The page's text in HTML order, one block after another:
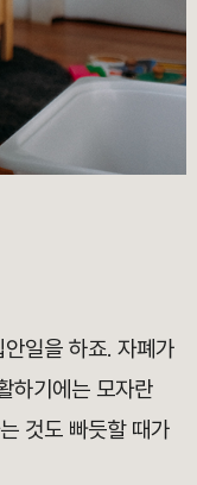
일을 하죠. 자폐가
하기에는 모자란
것도 빠듯할 때가